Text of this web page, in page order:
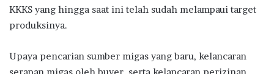
KKKS yang hingga saat ini telah sudah melampaui target
produksinya.
Upaya pencarian sumber migas yang baru, kelancaran
serapan migas oleh buyer, serta kelancaran perizinan